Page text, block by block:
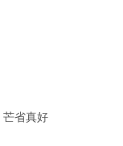
芒省真好